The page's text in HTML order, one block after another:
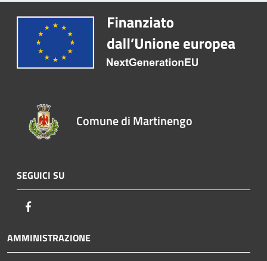
Comune di Martinengo
SEGUICI SU
AMMINISTRAZIONE